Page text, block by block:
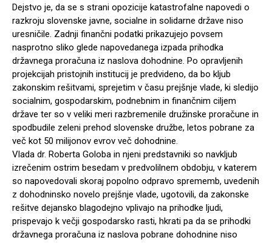
Dejstvo je, da se s strani opozicije katastrofalne napovedi o
razkroju slovenske javne, socialne in solidarne države niso
uresničile. Zadnji finančni podatki prikazujejo povsem
nasprotno sliko glede napovedanega izpada prihodka
državnega proračuna iz naslova dohodnine. Po opravljenih
projekcijah pristojnih institucij je predvideno, da bo kljub
zakonskim rešitvami, sprejetim v času prejšnje vlade, ki sledijo
socialnim, gospodarskim, podnebnim in finančnim ciljem
države ter so v veliki meri razbremenile družinske proračune in
spodbudile zeleni prehod slovenske družbe, letos pobrane za
več kot 50 milijonov evrov več dohodnine.
Vlada dr. Roberta Goloba in njeni predstavniki so navkljub
izrečenim ostrim besedam v predvolilnem obdobju, v katerem
so napovedovali skoraj popolno odpravo sprememb, uvedenih
z dohodninsko novelo prejšnje vlade, ugotovili, da zakonske
rešitve dejansko blagodejno vplivajo na prihodke ljudi,
prispevajo k večji gospodarsko rasti, hkrati pa da se prihodki
državnega proračuna iz naslova pobrane dohodnine niso